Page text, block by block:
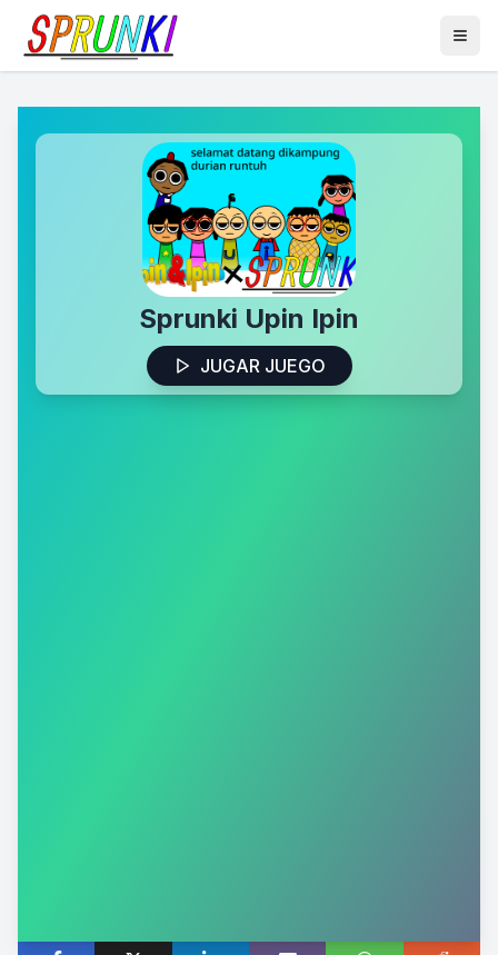
Sprunki Upin Ipin
JUGAR JUEGO